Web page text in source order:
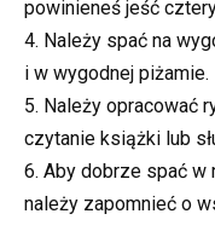
powinieneś jeść
4. Należy spać na
i w wygodnej piżamie.
5. Należy opracować
czytanie książki lub
6. Aby dobrze spać w
należy zapomnieć o